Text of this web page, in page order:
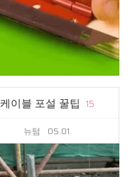
케이블 포설 꿀팁 15
뉴텀 05.01.